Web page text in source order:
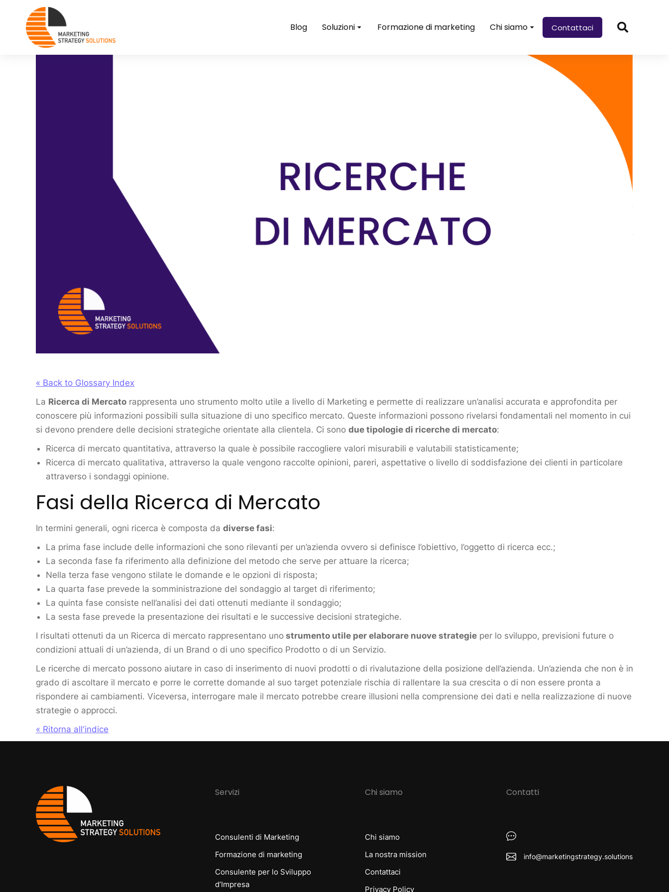
Blog Soluzioni Formazione di marketing Chi siamo Contattaci
« Back to Glossary Index
La Ricerca di Mercato rappresenta uno strumento molto utile a livello di Marketing e permette di realizzare un’analisi accurata e approfondita per
conoscere più informazioni possibili sulla situazione di uno specifico mercato. Queste informazioni possono rivelarsi fondamentali nel momento in cui
si devono prendere delle decisioni strategiche orientate alla clientela. Ci sono due tipologie di ricerche di mercato:
Ricerca di mercato quantitativa, attraverso la quale è possibile raccogliere valori misurabili e valutabili statisticamente;
Ricerca di mercato qualitativa, attraverso la quale vengono raccolte opinioni, pareri, aspettative o livello di soddisfazione dei clienti in particolare
attraverso i sondaggi opinione.
Fasi della Ricerca di Mercato
In termini generali, ogni ricerca è composta da diverse fasi:
La prima fase include delle informazioni che sono rilevanti per un’azienda ovvero si definisce l’obiettivo, l’oggetto di ricerca ecc.;
La seconda fase fa riferimento alla definizione del metodo che serve per attuare la ricerca;
Nella terza fase vengono stilate le domande e le opzioni di risposta;
La quarta fase prevede la somministrazione del sondaggio al target di riferimento;
La quinta fase consiste nell’analisi dei dati ottenuti mediante il sondaggio;
La sesta fase prevede la presentazione dei risultati e le successive decisioni strategiche.
I risultati ottenuti da un Ricerca di mercato rappresentano uno strumento utile per elaborare nuove strategie per lo sviluppo, previsioni future o
condizioni attuali di un’azienda, di un Brand o di uno specifico Prodotto o di un Servizio.
Le ricerche di mercato possono aiutare in caso di inserimento di nuovi prodotti o di rivalutazione della posizione dell’azienda. Un’azienda che non è in
grado di ascoltare il mercato e porre le corrette domande al suo target potenziale rischia di rallentare la sua crescita o di non essere pronta a
rispondere ai cambiamenti. Viceversa, interrogare male il mercato potrebbe creare illusioni nella comprensione dei dati e nella realizzazione di nuove
strategie o approcci.
« Ritorna all'indice
Servizi
Consulenti di Marketing
Formazione di marketing
Consulente per lo Sviluppo
d’Impresa
Chi siamo
Chi siamo
La nostra mission
Contattaci
Privacy Policy
Contatti
info@marketingstrategy.solutions